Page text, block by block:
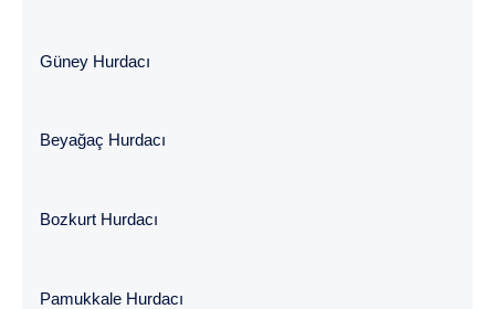
Güney Hurdacı
Beyağaç Hurdacı
Bozkurt Hurdacı
Pamukkale Hurdacı